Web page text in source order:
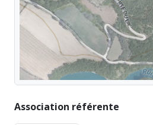
Association référente